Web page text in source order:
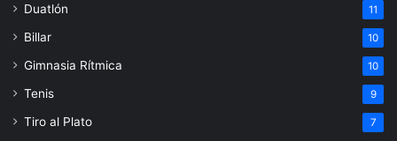
Duatlón 11
Billar 10
Gimnasia Rítmica 10
Tenis 9
Tiro al Plato 7